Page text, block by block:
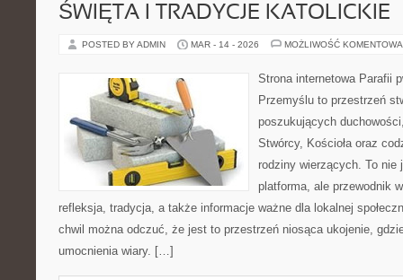
ŚWIĘTA I TRADYCJE KATOLICKIE
POSTED BY ADMIN MAR - 14 - 2026 MOŻLIWOŚĆ
Strona internetowa Parafii
Przemyślu to przestrzeń
poszukujących
Stwórcy, Kościoła oraz
rodziny wierzących. To nie
platforma, ale przewodnik
refleksja, tradycja, a także informacje ważne dla lokalnej
chwil można odczuć, że jest to przestrzeń niosąca ukojenie,
umocnienia wiary. […]